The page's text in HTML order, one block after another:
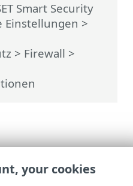
Smart Security
Einstellungen >
> Firewall >
your cookies